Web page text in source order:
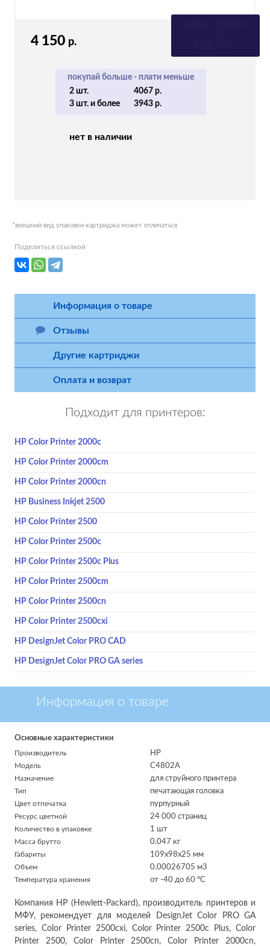
4 150 р.
покупай больше - плати меньше
2 шт.
4067 р.
3 шт. и более
3943 р.
нет в наличии
*внешний вид упаковки картриджа может отличаться
Поделиться ссылкой
Информация о товаре
Отзывы
Другие картриджи
Оплата и возврат
Подходит для принтеров:
HP Color Printer 2000c
HP Color Printer 2000cm
HP Color Printer 2000cn
HP Business Inkjet 2500
HP Color Printer 2500
HP Color Printer 2500c
HP Color Printer 2500c Plus
HP Color Printer 2500cm
HP Color Printer 2500cn
HP Color Printer 2500cxi
HP DesignJet Color PRO CAD
HP DesignJet Color PRO GA series
Информация о товаре
Основные характеристики
HP
Производитель
C4802A
Модель
для струйного принтера
Назначение
печатающая головка
Тип
пурпурный
Цвет отпечатка
24 000 страниц
Ресурс цветной
1 шт
Количество в упаковке
0.047 кг
Масса брутто
109x98x25 мм
Габариты
0.00026705 м3
Объем
от -40 до 60 °C
Температура хранения
Компания HP (Hewlett-Packard), производитель принтеров и
МФУ, рекомендует для моделей DesignJet Color PRO GA
series, Color Printer 2500cxi, Color Printer 2500c Plus, Color
Printer 2500, Color Printer 2500cn, Color Printer 2000cn,